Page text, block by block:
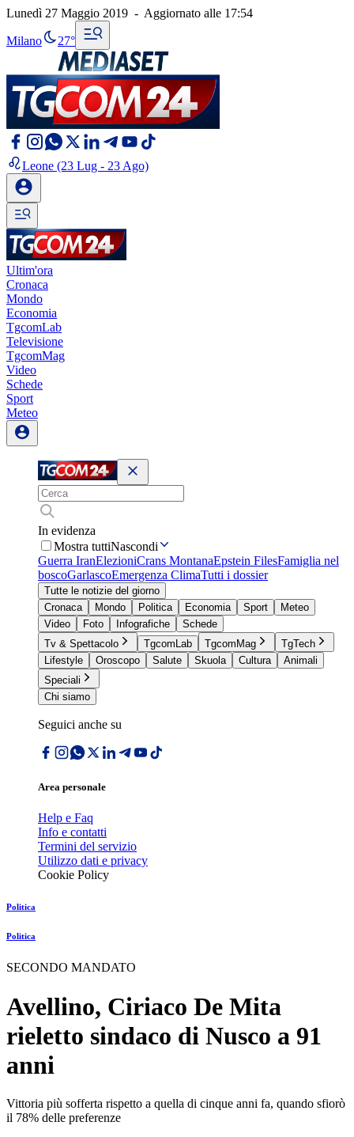
Lunedì 27 Maggio 2019 - Aggiornato alle 17:54
Milano 27°
Leone (23 Lug - 23 Ago)
Ultim'ora
Cronaca
Mondo
Economia
TgcomLab
Televisione
TgcomMag
Video
Schede
Sport
Meteo
In evidenza
Mostra tuttiNascondi
Guerra IranElezioniCrans MontanaEpstein FilesFamiglia nel
boscoGarlascoEmergenza ClimaTutti i dossier
Tutte le notizie del giorno
Cronaca
Mondo Politica Economia Sport
Meteo
Video
Foto Infografiche
Schede
Tv & Spettacolo
TgcomLab TgcomMag
TgTech
Lifestyle
Oroscopo Salute Skuola Cultura
Animali
Speciali
Chi siamo
Seguici anche su
Area personale
Help e Faq
Info e contatti
Termini del servizio
Utilizzo dati e privacy
Cookie Policy
Politica
Politica
SECONDO MANDATO
Avellino, Ciriaco De Mita
rieletto sindaco di Nusco a 91
anni
Vittoria più sofferta rispetto a quella di cinque anni fa, quando sfiorò
il 78% delle preferenze